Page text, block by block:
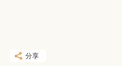
分享